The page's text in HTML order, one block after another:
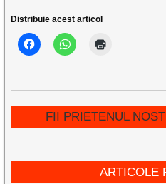
Distribuie acest articol
FII PRIETENUL
ARTICOLE